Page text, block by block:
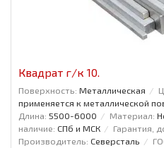
Квадрат г/к 10.
Поверхность: Металлическая
применяется к металлической
Длина: 5500-6000 Материал:
наличие: СПб и МСК Гарантия,
Производитель: Северсталь